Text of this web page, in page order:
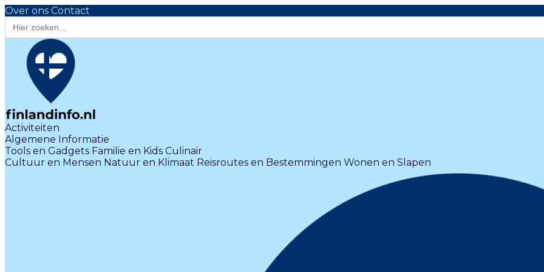
Over ons Contact
Zoek
naar:
Activiteiten
Algemene Informatie
Tools en Gadgets Familie en Kids Culinair
Cultuur en Mensen Natuur en Klimaat Reisroutes en Bestemmingen Wonen en Slapen